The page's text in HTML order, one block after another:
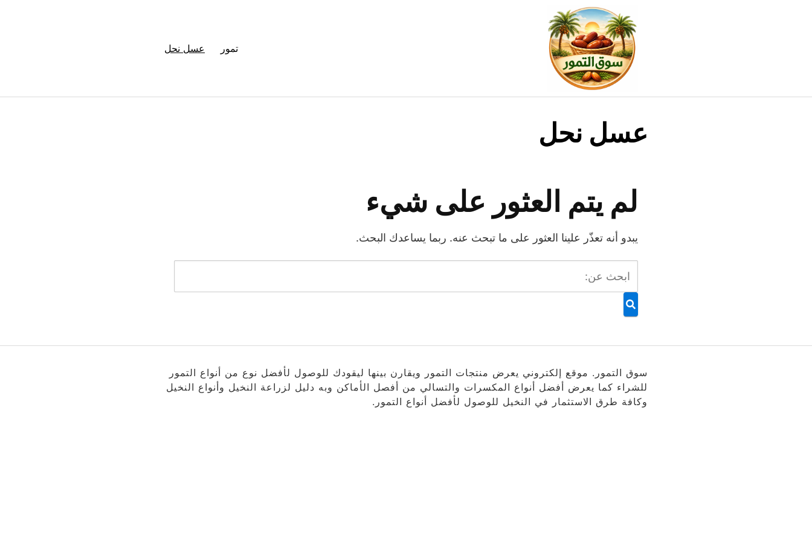
تمور
عسل نحل
عسل نحل
لم يتم العثور على شيء
يبدو أنه تعذّر علينا العثور على ما تبحث عنه. ربما يساعدك البحث.
سوق التمور. موقع إلكتروني يعرض منتجات التمور ويقارن بينها ليقودك للوصول لأفضل نوع من أنواع التمور
للشراء كما يعرض أفضل أنواع المكسرات والتسالي من أفصل الأماكن وبه دليل لزراعة النخيل وأنواع النخيل
وكافة طرق الاستثمار في النخيل للوصول لأفضل أنواع التمور.